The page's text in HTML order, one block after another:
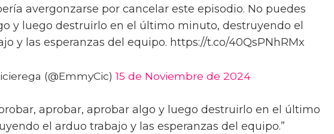
avergonzarse por cancelar este episodio. No puedes
y luego destruirlo en el último minuto, destruyendo el
y las esperanzas del equipo. https://t.co/40QsPNhRMx
(@EmmyCic)15 de Noviembre de 2024
aprobar, aprobar algo y luego destruirlo en el último
el arduo trabajo y las esperanzas del equipo.”